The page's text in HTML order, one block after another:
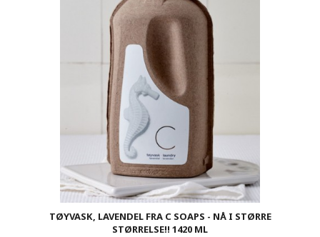
TØYVASK, LAVENDEL FRA C SOAPS - NÅ I STØRRE
STØRRELSE!! 1420 ML